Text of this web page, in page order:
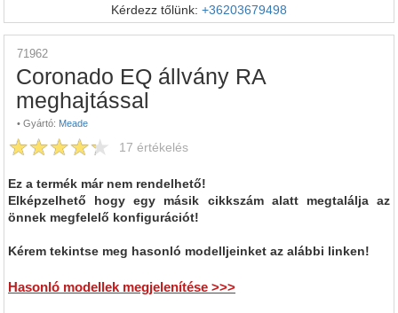
Kérdezz tőlünk: +36203679498
71962
Coronado EQ állvány RA
meghajtással
• Gyártó: Meade
17 értékelés
Ez a termék már nem rendelhető!
Elképzelhető hogy egy másik cikkszám alatt megtalálja az
önnek megfelelő konfigurációt!
Kérem tekintse meg hasonló modelljeinket az alábbi linken!
Hasonló modellek megjelenítése >>>